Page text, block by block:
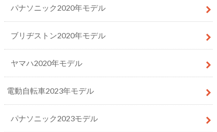
パナソニック2020年モデル
ブリヂストン2020年モデル
ヤマハ2020年モデル
電動自転車2023年モデル
パナソニック2023モデル